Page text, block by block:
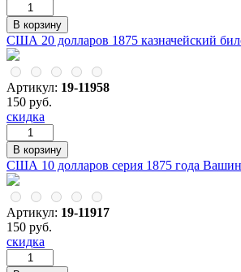
США 20 долларов 1875 казначейский
Артикул: 19-11958
150 руб.
скидка
США 10 долларов серия 1875 года
Артикул: 19-11917
150 руб.
скидка